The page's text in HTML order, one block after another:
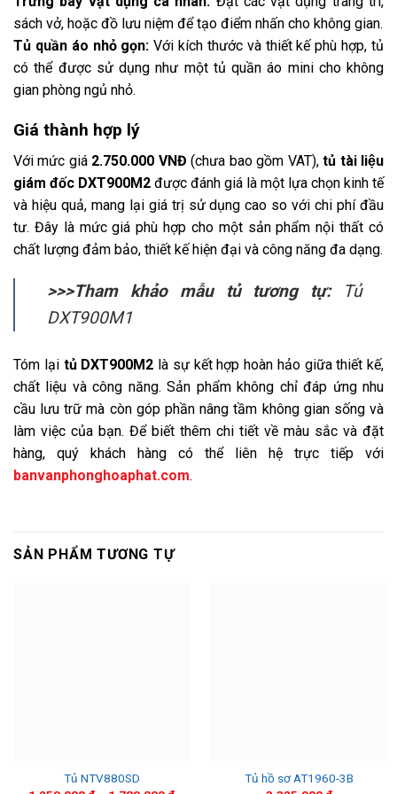
sách vở, hoặc đồ lưu niệm để tạo điểm nhấn cho không gian.
Tủ quần áo nhỏ gọn: Với kích thước và thiết kế phù hợp, tủ
có thể được sử dụng như một tủ quần áo mini cho không
gian phòng ngủ nhỏ.
Giá thành hợp lý
Với mức giá 2.750.000 VNĐ (chưa bao gồm VAT),tủ tài liệu
giám đốc DXT900M2 được đánh giá là một lựa chọn kinh tế
và hiệu quả, mang lại giá trị sử dụng cao so với chi phí đầu
tư. Đây là mức giá phù hợp cho một sản phẩm nội thất có
chất lượng đảm bảo, thiết kế hiện đại và công năng đa dạng.
>>>Tham khảo mẫu tủ tương tự:Tủ
DXT900M1
Tóm lại tủ DXT900M2 là sự kết hợp hoàn hảo giữa thiết kế,
chất liệu và công năng. Sản phẩm không chỉ đáp ứng nhu
cầu lưu trữ mà còn góp phần nâng tầm không gian sống và
làm việc của bạn. Để biết thêm chi tiết về màu sắc và đặt
hàng, quý khách hàng có thể liên hệ trực tiếp với
banvanphonghoaphat.com.
SẢN PHẨM TƯƠNG TỰ
Tủ NTV880SD
Tủ hồ sơ AT1960-3B